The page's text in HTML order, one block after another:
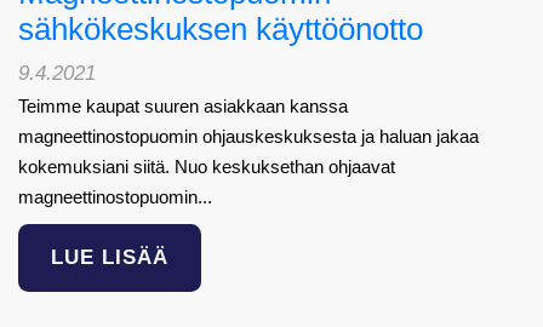
sähkökeskuksen käyttöönotto
9.4.2021
Teimme kaupat suuren asiakkaan kanssa
magneettinostopuomin ohjauskeskuksesta ja haluan jakaa
kokemuksiani siitä. Nuo keskuksethan ohjaavat
magneettinostopuomin...
LUE LISÄÄ